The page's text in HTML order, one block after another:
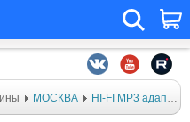
МОСКВА HI-FI MP3 адаптеры